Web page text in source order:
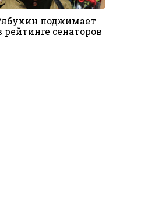
поджимает
рейтинге сенаторов